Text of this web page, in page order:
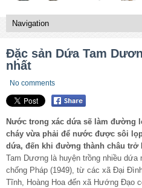
Đặc sản Dứa Tam
nhất
No comments
Nước trong xác dứa sẽ làm đường
cháy vừa phải để nước được sôi
dứa, đến khi đường thành châu trở
Tam Dương là huyện trồng nhiều
chống Pháp (1949), từ các xã Đại
Tĩnh, Hoàng Hoa đến xã Hướng Đạo